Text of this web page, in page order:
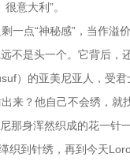
意大利”。
一点“神秘感”，当作溢
不是头一个。它背后，
）的亚美尼亚人，受
来？他自己不会绣，
那身浑然织成的花一针
织到针绣，再到今天